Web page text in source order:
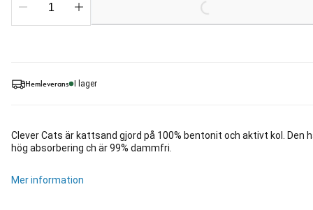
Hemleverans I lager
Clever Cats är kattsand gjord på 100% bentonit och aktivt kol. Den
hög absorbering ch är 99% dammfri.
Mer information
Loading...